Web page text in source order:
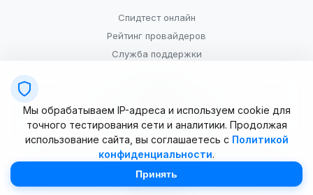
Спидтест онлайн
Рейтинг провайдеров
Служба поддержки
Условия использования
© 2025–2026 OpenSpeedTest (ИП Долматова В.В.). Все права
Мы обрабатываем IP-адреса и используем cookie для
точного тестирования сети и аналитики. Продолжая
использование сайта, вы соглашаетесь с Политикой
конфиденциальности.
Принять